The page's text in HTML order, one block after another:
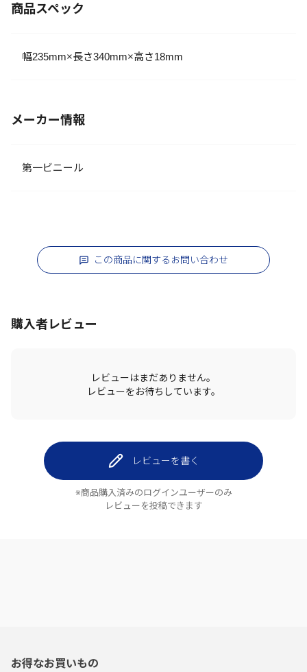
商品スペック
幅235mm×長さ340mm×高さ18mm
メーカー情報
第一ビニール
この商品に関するお問い合わせ
購入者レビュー
レビューはまだありません。
レビューをお待ちしています。
レビューを書く
※商品購入済みのログインユーザーのみ
レビューを投稿できます
お得なお買いもの